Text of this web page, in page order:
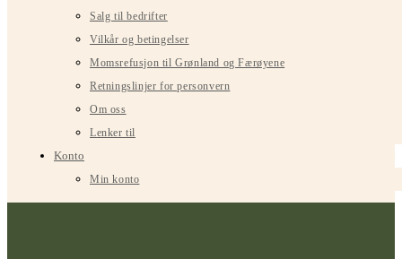
Salg til bedrifter
Vilkår og betingelser
Momsrefusjon til Grønland og Færøyene
Retningslinjer for personvern
Om oss
Lenker til
Konto
Min konto